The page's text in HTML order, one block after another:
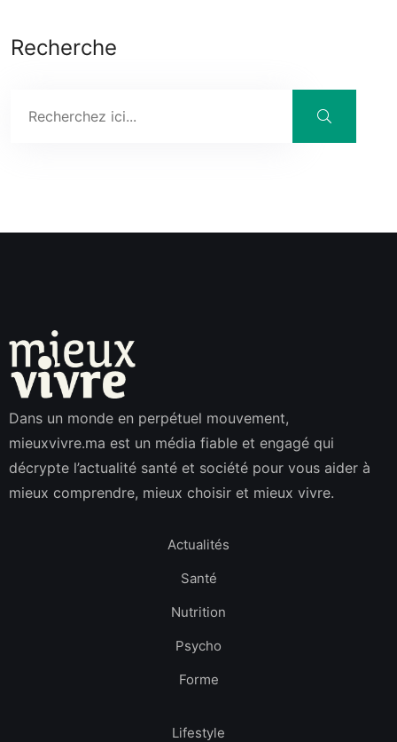
Recherche
Dans un monde en perpétuel mouvement,
mieuxvivre.ma est un média fiable et engagé qui
décrypte l’actualité santé et société pour vous aider à
mieux comprendre, mieux choisir et mieux vivre.
Actualités
Santé
Nutrition
Psycho
Forme
Lifestyle